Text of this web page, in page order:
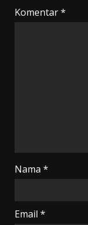
Komentar*
Nama *
Email *